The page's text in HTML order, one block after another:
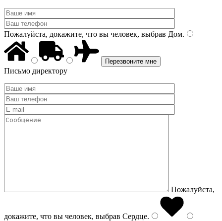
Пожалуйста, докажите, что вы человек, выбрав Дом.
Письмо директору
Пожалуйста,
докажите, что вы человек, выбрав Сердце.